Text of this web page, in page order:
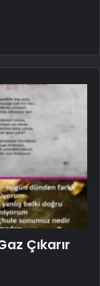
Çıkarır